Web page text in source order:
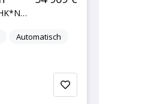
Elegance 1.5 eHybrid *AHK*NAVI*IQ.LIGHT*
Automatisch